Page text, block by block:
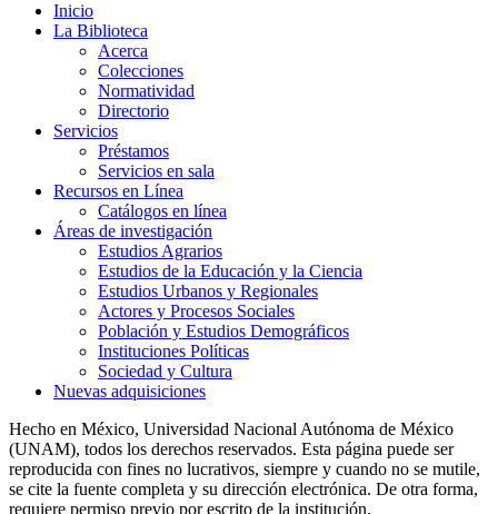
Inicio
La Biblioteca
Acerca
Colecciones
Normatividad
Directorio
Servicios
Préstamos
Servicios en sala
Recursos en Línea
Catálogos en línea
Áreas de investigación
Estudios Agrarios
Estudios de la Educación y la Ciencia
Estudios Urbanos y Regionales
Actores y Procesos Sociales
Población y Estudios Demográficos
Instituciones Políticas
Sociedad y Cultura
Nuevas adquisiciones
Hecho en México, Universidad Nacional Autónoma de México
(UNAM), todos los derechos reservados. Esta página puede ser
reproducida con fines no lucrativos, siempre y cuando no se mutile,
se cite la fuente completa y su dirección electrónica. De otra forma,
requiere permiso previo por escrito de la institución.